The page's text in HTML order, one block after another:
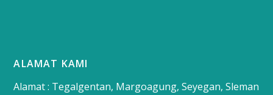
ALAMAT KAMI
Alamat : Tegalgentan, Margoagung, Seyegan, Sleman